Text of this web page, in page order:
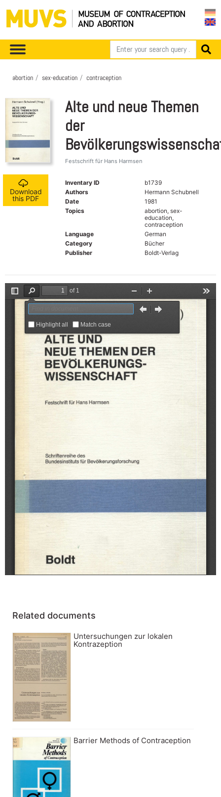
abortion sex-education contraception
Download
this PDF
Alte und neue Themen
der
Festschrift für Hans Harmsen
Inventary ID
b1739
Authors
Hermann Schubnell
Date
1981
Topics
abortion, sex-
education,
contraception
Language
German
Category
Bücher
Publisher
Boldt-Verlag
Related documents
Untersuchungen zur lokalen
Kontrazeption
Barrier Methods of Contraception